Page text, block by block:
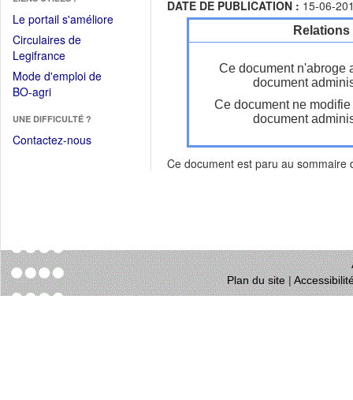
Le portail s'améliore(Fichier
Circulaires de
Legifrance(Ouvrir
dans
une
fenêtre)
Mode d'emploi de
BO-agri(Ouvrir
une
nouvelle
UNE DIFFICULTÉ ?
Contactez-nous
DATE DE PUBLICATION : 15-06-
Ce document n'abroge
document
Ce document ne
document
Ce document est paru au sommaire
Plan du site|